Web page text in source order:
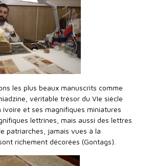
les plus beaux manuscrits comme
véritable trésor du VIe siècle
ivoire et ses magnifiques miniatures
lettrines, mais aussi des lettres
patriarches, jamais vues à la
richement décorées (Gontags).